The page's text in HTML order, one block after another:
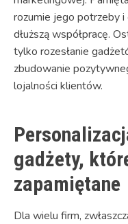
rozumie jego potrzeby i
dłuższą współpracę.
tylko rozesłanie
zbudowanie
lojalności klientów.
gadżety,
zapamiętane
Dla wielu firm,